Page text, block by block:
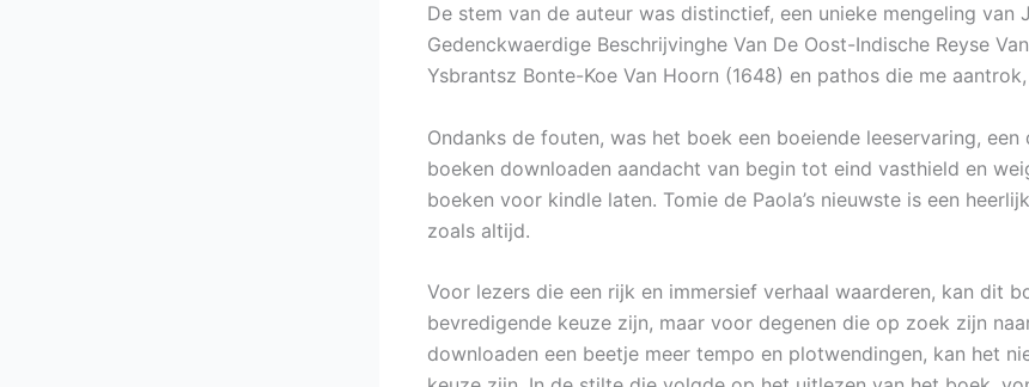
De stem van de auteur was distinctief, een unieke mengeling van
Gedenckwaerdige Beschrijvinghe Van De Oost-Indische Reyse
Ysbrantsz Bonte-Koe Van Hoorn (1648) en pathos die me
Ondanks de fouten, was het boek een boeiende leeservaring, een
boeken downloaden aandacht van begin tot eind vasthield en
boeken voor kindle laten. Tomie de Paola’s nieuwste is een
zoals altijd.
Voor lezers die een rijk en immersief verhaal waarderen, kan dit
bevredigende keuze zijn, maar voor degenen die op zoek zijn
downloaden een beetje meer tempo en plotwendingen, kan het